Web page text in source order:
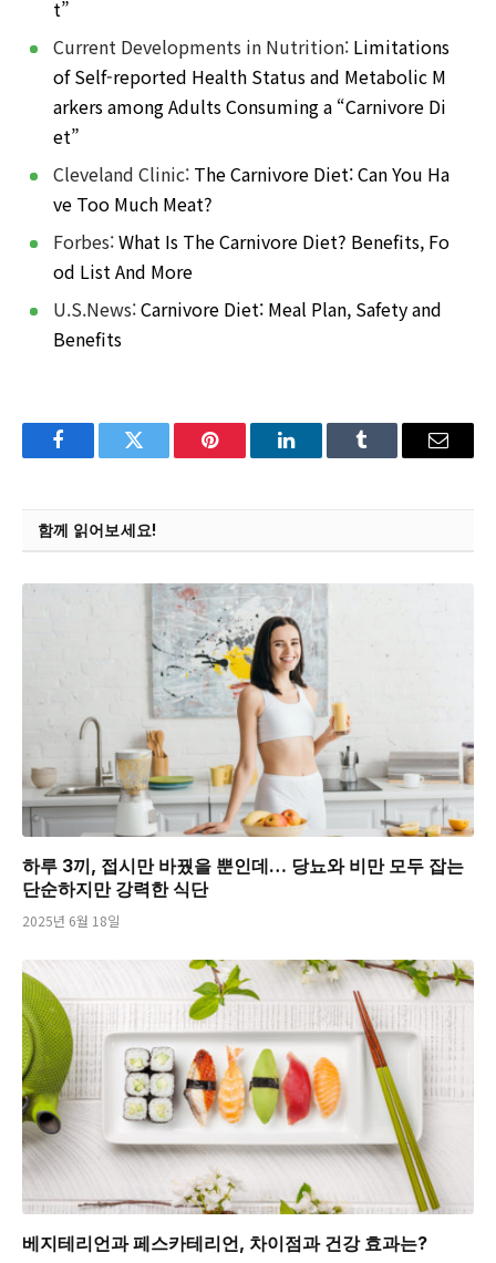
t”
Current Developments in Nutrition: Limitations
of Self-reported Health Status and Metabolic M
arkers among Adults Consuming a “Carnivore Di
et”
Cleveland Clinic: The Carnivore Diet: Can You Ha
ve Too Much Meat?
Forbes:What Is The Carnivore Diet? Benefits, Fo
od List And More
U.S.News:Carnivore Diet: Meal Plan, Safety and
Benefits
FacebookTwitter Pinterest LinkedInTumblr Email
함께 읽어보세요!
하루 3끼, 접시만 바꿨을 뿐인데… 당뇨와 비만 모두 잡는
단순하지만 강력한 식단
2025년 6월 18일
베지테리언과 페스카테리언, 차이점과 건강 효과는?